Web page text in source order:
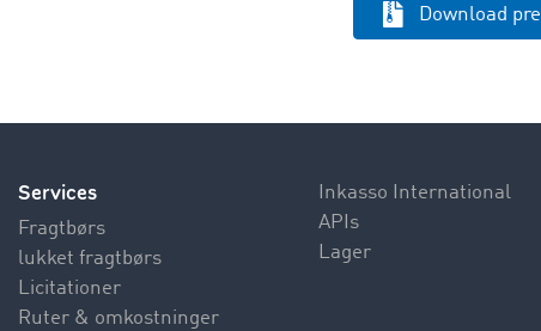
Download
Services
Fragtbørs
lukket fragtbørs
Licitationer
Ruter & omkostninger
Inkasso International
APIs
Lager